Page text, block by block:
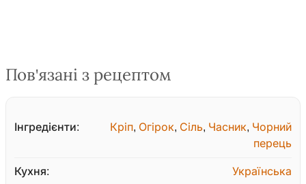
Пов'язані з рецептом
Інгредієнти: Кріп, Огірок, Сіль, Часник, Чорний
перець
Кухня: Українська